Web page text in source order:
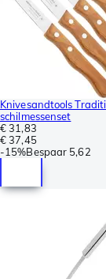
Knivesandtools
schilmessenset
€ 31,83
€ 37,45
-15%Bespaar 5,62